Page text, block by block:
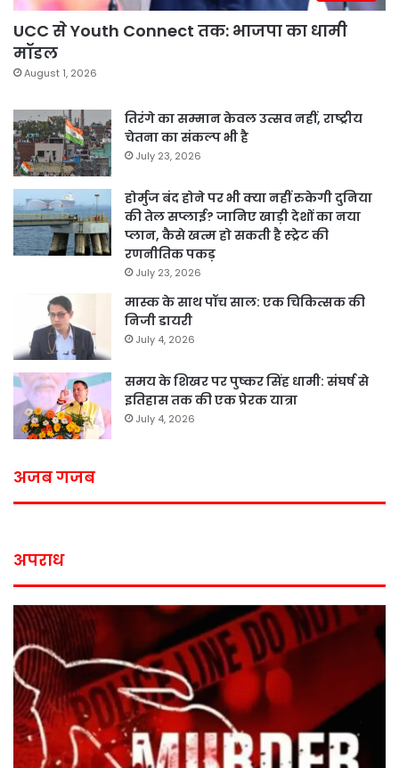
UCC से Youth Connect तक: भाजपा का धामी
मॉडल
August 1, 2026
तिरंगे का सम्मान केवल उत्सव नहीं, राष्ट्रीय
चेतना का संकल्प भी है
July 23, 2026
होर्मुज बंद होने पर भी क्या नहीं रुकेगी दुनिया
की तेल सप्लाई? जानिए खाड़ी देशों का नया
प्लान, कैसे खत्म हो सकती है स्ट्रेट की
रणनीतिक पकड़
July 23, 2026
मास्क के साथ पॉच साल: एक चिकित्सक की
निजी डायरी
July 4, 2026
समय के शिखर पर पुष्कर सिंह धामी: संघर्ष से
इतिहास तक की एक प्रेरक यात्रा
July 4, 2026
अजब गजब
अपराध